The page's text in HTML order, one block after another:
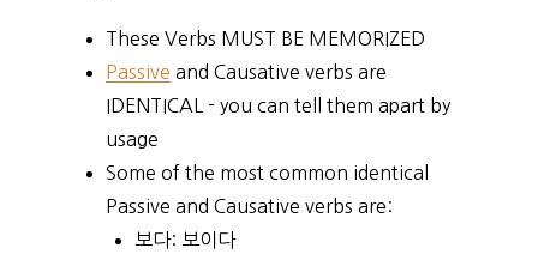
These Verbs MUST BE MEMORIZED
Passive and Causative verbs are
IDENTICAL - you can tell them apart by
usage
Some of the most common identical
Passive and Causative verbs are:
보다: 보이다